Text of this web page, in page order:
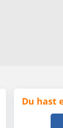
Du hast